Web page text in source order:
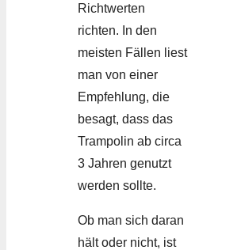
Richtwerten
richten. In den
meisten Fällen liest
man von einer
Empfehlung, die
besagt, dass das
Trampolin ab circa
3 Jahren genutzt
werden sollte.
Ob man sich daran
hält oder nicht, ist